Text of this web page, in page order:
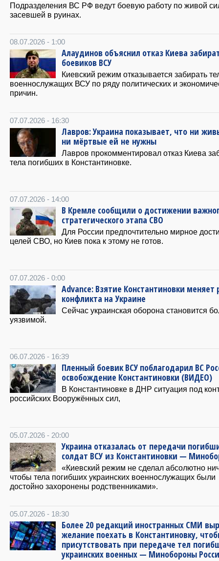
Подразделения ВС РФ ведут боевую работу по живой
засевшей в руинах.
08.07.2026 - 1:00
Алаудинов объяснил отказ Киева
боевиков ВСУ
Киевский режим отказывается забирать
военнослужащих ВСУ по ряду политических и
причин.
07.07.2026 - 16:30
Лавров: Украина показывает, что ни
ни мёртвые ей не нужны
Лавров прокомментировал отказ Киева
тела погибших в Константиновке.
07.07.2026 - 14:00
В Кремле сообщили о достижении
стратегического этапа СВО
Для России предпочтительно мирное
целей СВО, но Киев пока к этому не готов.
07.07.2026 - 0:00
Advance: Взятие Константиновки меняет
конфликта на Украине
Cейчас украинская оборона становится
уязвимой.
06.07.2026 - 16:39
Пленный боевик ВСУ поблагодарил ВС
освобождение Константиновки (ВИДЕО)
В Константиновке в ДНР ситуация под
российских Вооружённых сил,
05.07.2026 - 20:00
Украина отказалась от передачи
солдат ВСУ из Константиновки —
«Киевский режим не сделал абсолютно
чтобы тела погибших украинских военнослужащих были
достойно захоронены родственниками».
05.07.2026 - 18:30
Более 20 редакций иностранных СМИ
желание поехать в Константиновку,
присутствовать при передаче тел
украинских военных — Минобороны